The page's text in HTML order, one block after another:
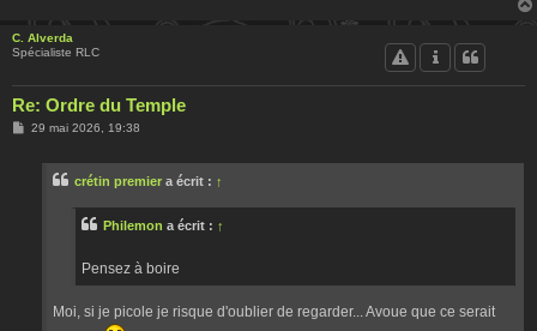
C. Alverda
Spécialiste RLC
Re: Ordre du Temple
M29 mai 2026, 19:38
crétin premier a écrit : ↑
Philemon a écrit : ↑
Pensez à boire
Moi, si je picole je risque d'oublier de regarder... Avoue que ce serait